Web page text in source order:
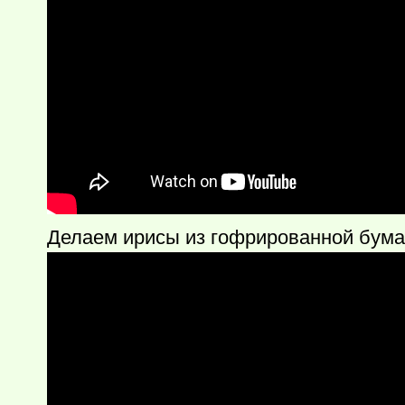
Делаем ирисы из гофрированной